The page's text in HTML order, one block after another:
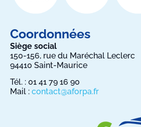
Coordonnées
Siège social
150-156, rue du Maréchal Leclerc
94410 Saint-Maurice
Tél. : 01 41 79 16 90
Mail : contact@aforpa.fr